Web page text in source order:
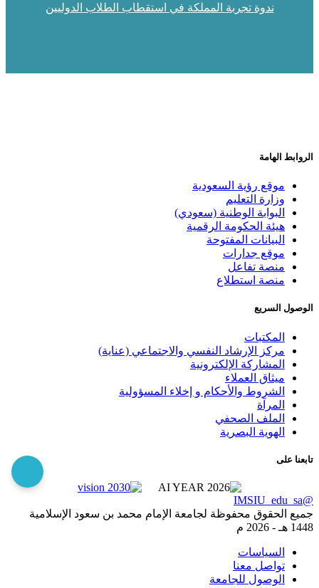
ندوة تجربة المملكة في استقطاب الطلاب الدوليين
الروابط الهامة
موقع رؤية السعودية
وزارة التعليم
البوابة الوطنية (سعودي)
هيئة الحكومة الرقمية
البيانات المفتوحة
موقع جدارات
منصة تفاعل
منصة استطلاع
الوصول السريع
المكتبات
مركز الإرشاد النفسي والاجتماعي (عناية)
المشاركة الإلكترونية
ميثاق العملاء
الشروط والأحكام و إخلاء المسؤولية
المرآة
الملف الصحفي
الهوية البصرية
تابعنا على
@IMSIU_edu_sa
جميع الحقوق محفوظة لجامعة الإمام محمد بن سعود الإسلامية
1448 هـ -
2026 م
السياسات
تواصل معنا
الوصول للجامعة